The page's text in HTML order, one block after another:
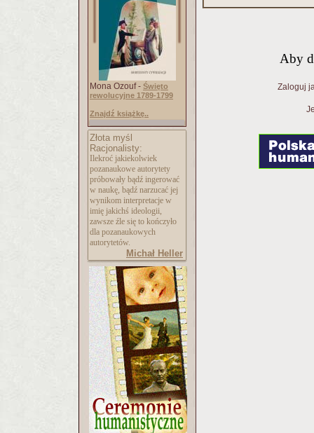
Mona Ozouf - Święto
rewolucyjne 1789-1799
Znajdź książkę..
Złota myśl
Racjonalisty:
Ilekroć jakiekolwiek
pozanaukowe autorytety
próbowały bądź ingerować
w naukę, bądź narzucać jej
wynikom interpretacje w
imię jakichś ideologii,
zawsze źle się to kończyło
dla pozanaukowych
autorytetów.
Michał Heller
Aby
Zaloguj